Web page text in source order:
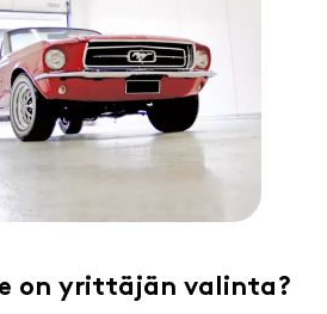
on yrittäjän valinta?